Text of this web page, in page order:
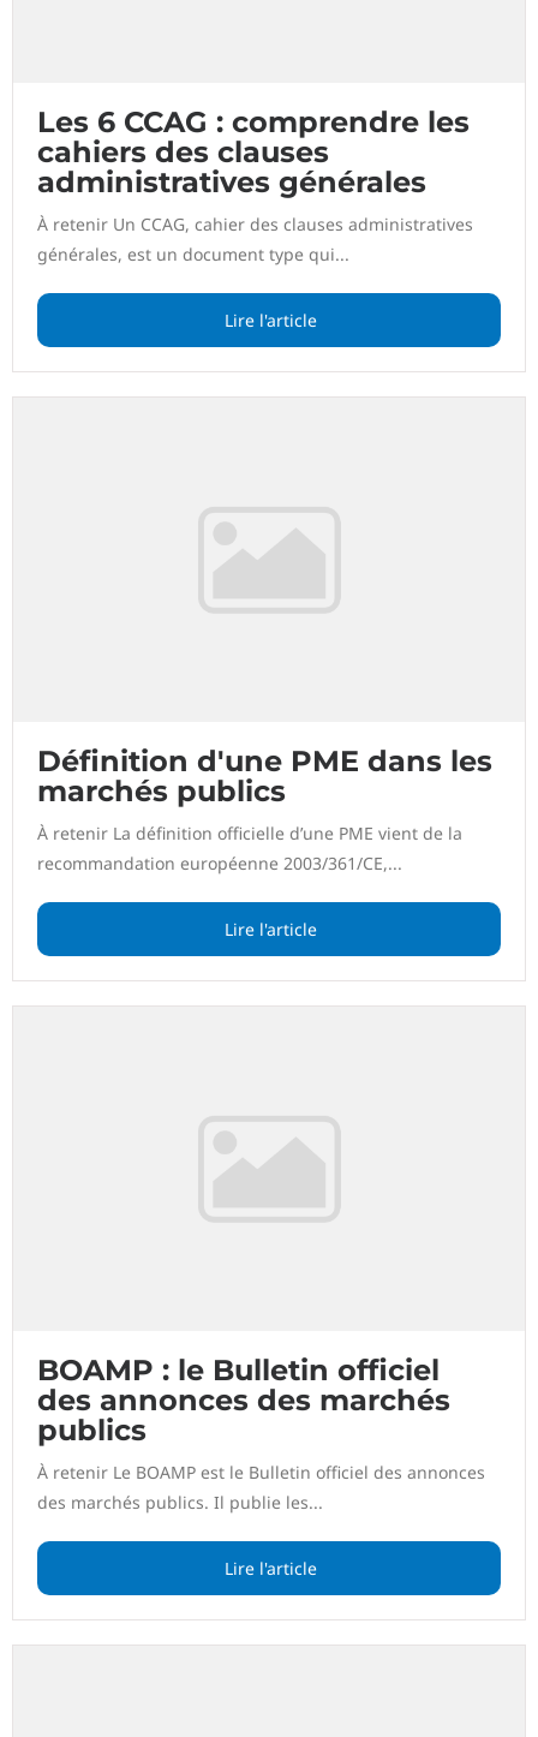
Les 6 CCAG : comprendre les
cahiers des clauses
administratives générales
À retenir Un CCAG, cahier des clauses administratives
générales, est un document type qui...
Lire l'article
Définition d'une PME dans les
marchés publics
À retenir La définition officielle d’une PME vient de la
recommandation européenne 2003/361/CE,...
Lire l'article
BOAMP : le Bulletin officiel
des annonces des marchés
publics
À retenir Le BOAMP est le Bulletin officiel des annonces
des marchés publics. Il publie les...
Lire l'article